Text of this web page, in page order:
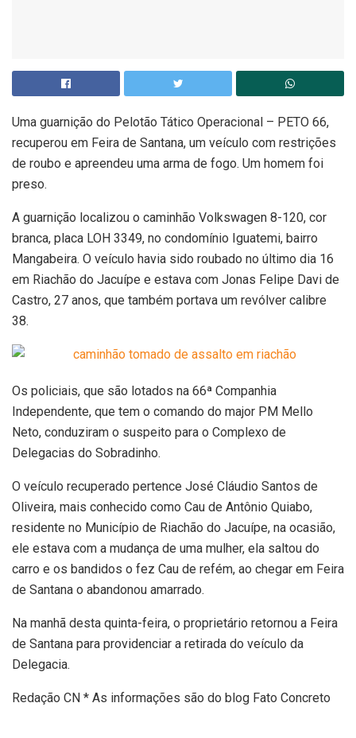
Uma guarnição do Pelotão Tático Operacional – PETO 66,
recuperou em Feira de Santana, um veículo com restrições
de roubo e apreendeu uma arma de fogo. Um homem foi
preso.
A guarnição localizou o caminhão Volkswagen 8-120, cor
branca, placa LOH 3349, no condomínio Iguatemi, bairro
Mangabeira. O veículo havia sido roubado no último dia 16
em Riachão do Jacuípe e estava com Jonas Felipe Davi de
Castro, 27 anos, que também portava um revólver calibre
38.
Os policiais, que são lotados na 66ª Companhia
Independente, que tem o comando do major PM Mello
Neto, conduziram o suspeito para o Complexo de
Delegacias do Sobradinho.
O veículo recuperado pertence José Cláudio Santos de
Oliveira, mais conhecido como Cau de Antônio Quiabo,
residente no Município de Riachão do Jacuípe, na ocasião,
ele estava com a mudança de uma mulher, ela saltou do
carro e os bandidos o fez Cau de refém, ao chegar em Feira
de Santana o abandonou amarrado.
Na manhã desta quinta-feira, o proprietário retornou a Feira
de Santana para providenciar a retirada do veículo da
Delegacia.
Redação CN * As informações são do blog Fato Concreto